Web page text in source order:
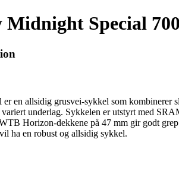
Midnight Special
en allsidig grusvei-sykkel som kombinerer
underlag. Sykkelen er utstyrt med
Horizon-dekkene på 47 mm gir godt
ha en robust og allsidig sykkel.